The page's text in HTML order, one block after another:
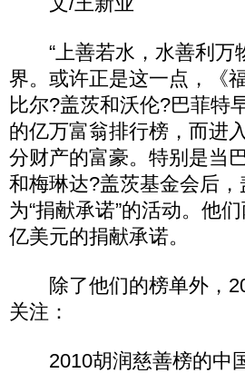
“上善若水，水善利万
界。或许正是这一点，《
比尔?盖茨和沃伦?巴菲特
的亿万富翁排行榜，而进
分财产的富豪。特别是当
和梅琳达?盖茨基金会后
为“捐献承诺”的活动。他
亿美元的捐献承诺。
除了他们的榜单外，
关注：
2010胡润慈善榜的中